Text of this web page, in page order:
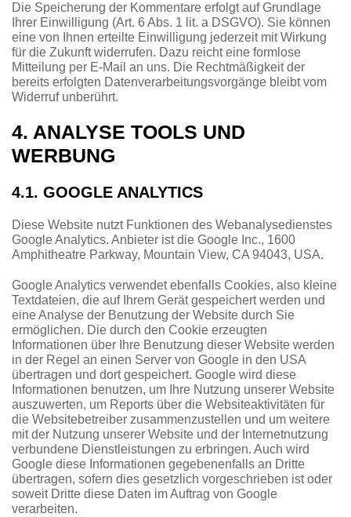
Die Speicherung der Kommentare erfolgt auf Grundlage
Ihrer Einwilligung (Art. 6 Abs. 1 lit. a DSGVO). Sie können
eine von Ihnen erteilte Einwilligung jederzeit mit Wirkung
für die Zukunft widerrufen. Dazu reicht eine formlose
Mitteilung per E-Mail an uns. Die Rechtmäßigkeit der
bereits erfolgten Datenverarbeitungsvorgänge bleibt vom
Widerruf unberührt.
4. ANALYSE TOOLS UND
WERBUNG
4.1. GOOGLE ANALYTICS
Diese Website nutzt Funktionen des Webanalysedienstes
Google Analytics. Anbieter ist die Google Inc., 1600
Amphitheatre Parkway, Mountain View, CA 94043, USA.
Google Analytics verwendet ebenfalls Cookies, also kleine
Textdateien, die auf Ihrem Gerät gespeichert werden und
eine Analyse der Benutzung der Website durch Sie
ermöglichen. Die durch den Cookie erzeugten
Informationen über Ihre Benutzung dieser Website werden
in der Regel an einen Server von Google in den USA
übertragen und dort gespeichert. Google wird diese
Informationen benutzen, um Ihre Nutzung unserer Website
auszuwerten, um Reports über die Websiteaktivitäten für
die Websitebetreiber zusammenzustellen und um weitere
mit der Nutzung unserer Website und der Internetnutzung
verbundene Dienstleistungen zu erbringen. Auch wird
Google diese Informationen gegebenenfalls an Dritte
übertragen, sofern dies gesetzlich vorgeschrieben ist oder
soweit Dritte diese Daten im Auftrag von Google
verarbeiten.